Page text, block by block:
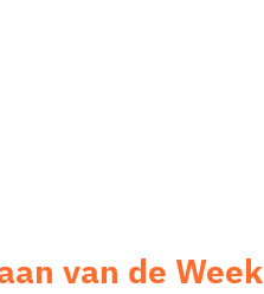
van de Week